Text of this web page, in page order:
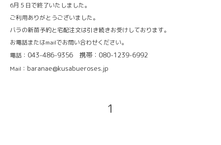
6月５日で終了いたしました。
ご利用ありがとうございました。
バラの新苗予約と宅配注文は引き続きお受けしております。
お電話またはmailでお問い合わせください。
電話： 043-486-9356 携帯：080-1239-6992
Mail： baranae@kusabueroses.jp
1